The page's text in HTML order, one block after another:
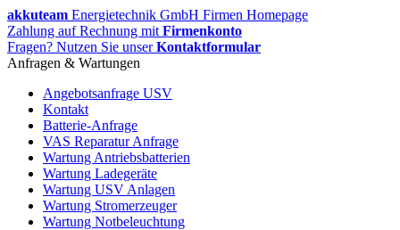
akkuteam Energietechnik GmbH Firmen Homepage
Zahlung auf Rechnung mit Firmenkonto
Fragen? Nutzen Sie unserKontaktformular
Anfragen & Wartungen
Angebotsanfrage USV
Kontakt
Batterie-Anfrage
VAS Reparatur Anfrage
Wartung Antriebsbatterien
Wartung Ladegeräte
Wartung USV Anlagen
Wartung Stromerzeuger
Wartung Notbeleuchtung